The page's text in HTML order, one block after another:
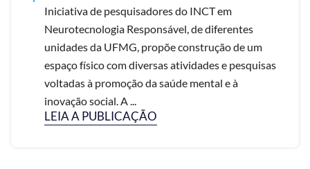
Iniciativa de pesquisadores do INCT em
Neurotecnologia Responsável, de diferentes
unidades da UFMG, propõe construção de um
espaço físico com diversas atividades e pesquisas
voltadas à promoção da saúde mental e à
inovação social. A ...
LEIA A PUBLICAÇÃO